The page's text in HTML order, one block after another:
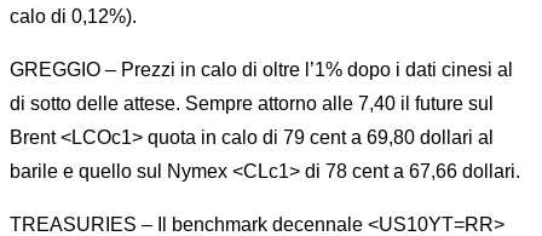
calo di 0,12%).
GREGGIO – Prezzi in calo di oltre l’1% dopo i dati cinesi al
di sotto delle attese. Sempre attorno alle 7,40 il future sul
Brent <LCOc1> quota in calo di 79 cent a 69,80 dollari al
barile e quello sul Nymex <CLc1> di 78 cent a 67,66 dollari.
TREASURIES – Il benchmark decennale <US10YT=RR>